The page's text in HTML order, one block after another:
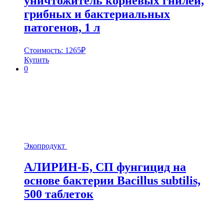
грибных и бактериальных
патогенов, 1 л
Стоимость: 1265₽
Купить
0
Экопродукт
АЛИРИН-Б, СП фунгицид на
основе бактерии Bacillus subtilis,
500 таблеток